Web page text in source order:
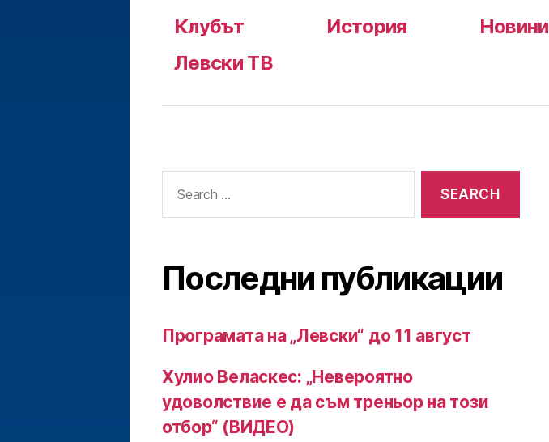
Клубът История
Новини
Левски ТВ
Последни публикации
Програмата на „Левски“ до 11 август
Хулио Веласкес: „Невероятно
удоволствие е да съм треньор на този
отбор“ (ВИДЕО)